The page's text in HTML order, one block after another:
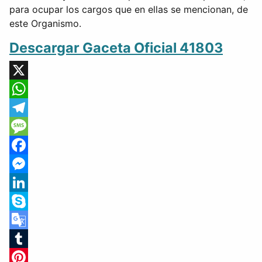
para ocupar los cargos que en ellas se mencionan, de
este Organismo.
Descargar Gaceta Oficial 41803
X
WhatsApp
Telegram
Message
Facebook
Messenger
LinkedIn
Skype
Google
Translate
Tumblr